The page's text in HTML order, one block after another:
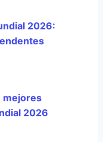
2026:
mejores
2026